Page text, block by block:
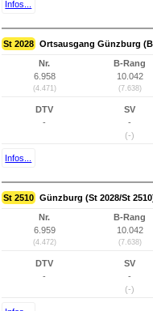
Infos...
St 2028 Ortsausgang Günzburg
Nr.
6.958
(4.471)
B-Rang
10.042
(7.638)
DTV
-
SV
-
(-)
Infos...
St 2510 Günzburg (St 2028/St
Nr.
6.959
(4.472)
B-Rang
10.042
(7.638)
DTV
-
SV
-
(-)